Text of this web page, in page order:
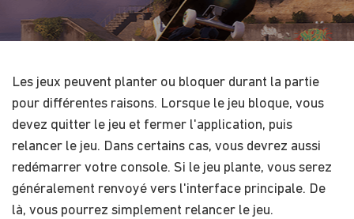
Les jeux peuvent planter ou bloquer durant la partie
pour différentes raisons. Lorsque le jeu bloque, vous
devez quitter le jeu et fermer l'application, puis
relancer le jeu. Dans certains cas, vous devrez aussi
redémarrer votre console. Si le jeu plante, vous serez
généralement renvoyé vers l'interface principale. De
là, vous pourrez simplement relancer le jeu.